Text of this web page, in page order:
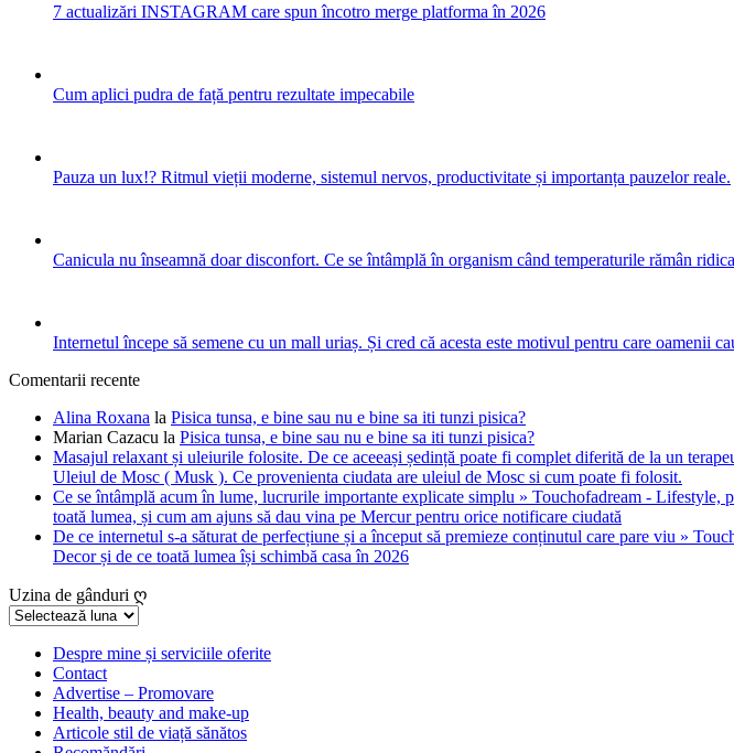
7 actualizări INSTAGRAM care spun încotro merge platforma în 2026
Cum aplici pudra de față pentru rezultate impecabile
Pauza un lux!? Ritmul vieții moderne, sistemul nervos, productivitate și importanța pauzelor reale.
Canicula nu înseamnă doar disconfort. Ce se întâmplă în organism când temperaturile rămân
Internetul începe să semene cu un mall uriaș. Și cred că acesta este motivul pentru care oamenii
Comentarii recente
Alina Roxana la Pisica tunsa, e bine sau nu e bine sa iti tunzi pisica?
Marian Cazacu la Pisica tunsa, e bine sau nu e bine sa iti tunzi pisica?
Masajul relaxant și uleiurile folosite. De ce aceeași ședință poate fi complet diferită de la un
Uleiul de Mosc ( Musk ). Ce provenienta ciudata are uleiul de Mosc si cum poate fi folosit.
Ce se întâmplă acum în lume, lucrurile importante explicate simplu » Touchofadream - Lifestyle,
toată lumea, și cum am ajuns să dau vina pe Mercur pentru orice notificare ciudată
De ce internetul s-a săturat de perfecțiune și a început să premieze conținutul care pare viu »
Decor și de ce toată lumea își schimbă casa în 2026
Uzina de gânduri ღ
Uzina
gânduriDespre mine și serviciile oferite
Contact
Advertise – Promovare
Health, beauty and make-up
Articole stil de viață sănătos